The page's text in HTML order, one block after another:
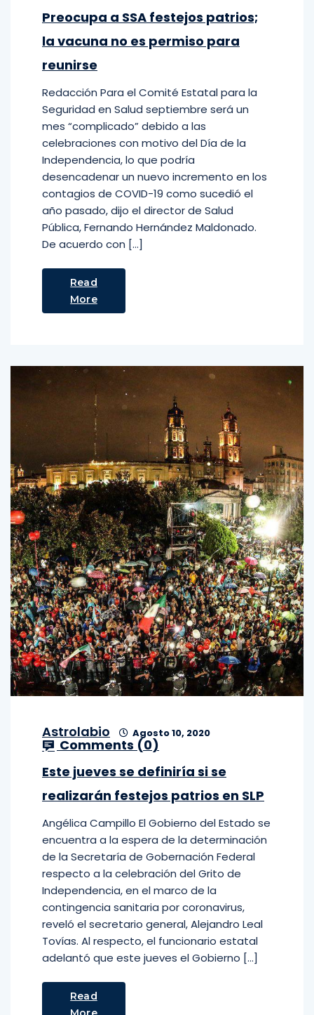
Preocupa a SSA festejos patrios;
la vacuna no es permiso para
reunirse
Redacción Para el Comité Estatal para la
Seguridad en Salud septiembre será un
mes “complicado” debido a las
celebraciones con motivo del Día de la
Independencia, lo que podría
desencadenar un nuevo incremento en los
contagios de COVID-19 como sucedió el
año pasado, dijo el director de Salud
Pública, Fernando Hernández Maldonado.
De acuerdo con […]
Read
More
Astrolabio Agosto 10, 2020
Comments (0)
Este jueves se definiría si se
realizarán festejos patrios en SLP
Angélica Campillo El Gobierno del Estado se
encuentra a la espera de la determinación
de la Secretaría de Gobernación Federal
respecto a la celebración del Grito de
Independencia, en el marco de la
contingencia sanitaria por coronavirus,
reveló el secretario general, Alejandro Leal
Tovías. Al respecto, el funcionario estatal
adelantó que este jueves el Gobierno […]
Read